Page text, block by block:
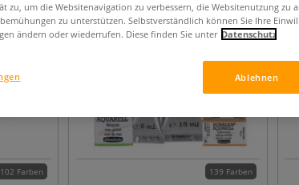
102 Farben 139 Farben
zu, um die Websitenavigation zu verbessern, die Websitenutzung zu
zu unterstützen. Selbstverständlich können Sie Ihre
ändern oder wiederrufen. Diese finden Sie unter Datenschutz
Ablehnen